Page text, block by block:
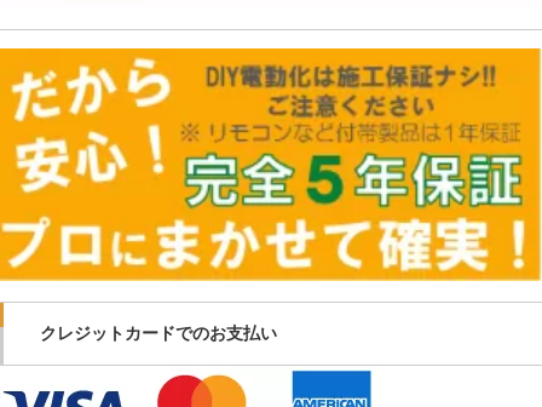
クレジットカードでのお支払い